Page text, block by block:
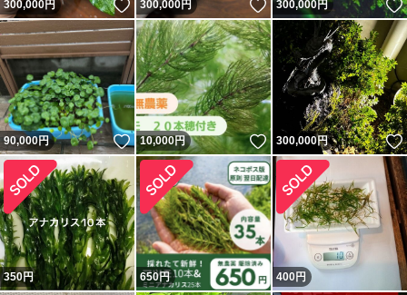
300,000円 いいね！
300,000円 いいね！
300,000円
90,000円 いいね！
10,000円 いいね！
300,000円
350円 650円 400円